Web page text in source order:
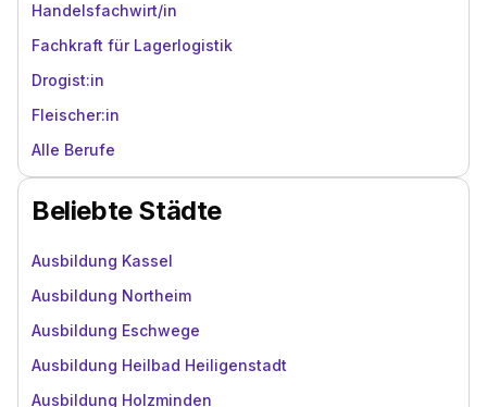
Handelsfachwirt/in
Fachkraft für Lagerlogistik
Drogist:in
Fleischer:in
Alle Berufe
Beliebte Städte
Ausbildung Kassel
Ausbildung Northeim
Ausbildung Eschwege
Ausbildung Heilbad Heiligenstadt
Ausbildung Holzminden